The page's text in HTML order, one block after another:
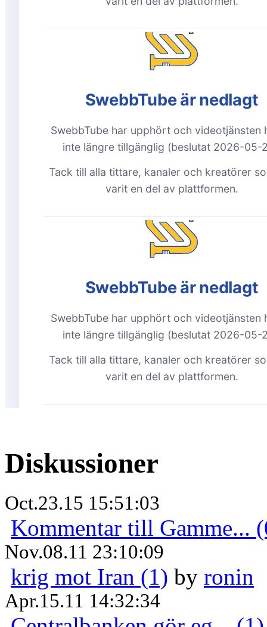
Diskussioner
Oct.23.15 15:51:03
Kommentar till Gamme...
Nov.08.11 23:10:09
krig mot Iran (1) by ronin
Apr.15.11 14:32:34